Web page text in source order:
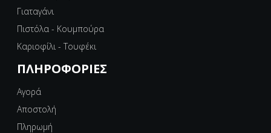
Γιαταγάνι
Πιστόλα - Κουμπούρα
Καριοφίλι - Τουφέκι
ΠΛΗΡΟΦΟΡΊΕΣ
Αγορά
Αποστολή
Πληρωμή